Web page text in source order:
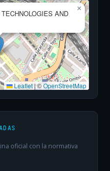
AND
×
Leaflet|©OpenStreetMap
oficial con la normativa